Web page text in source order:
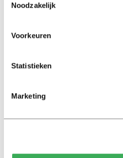
Noodzakelijk
Voorkeuren
Statistieken
Marketing
Hunger